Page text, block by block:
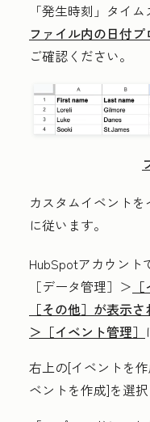
「発生時刻」 タイム
ファイル内の日付
ご確認ください。
カスタムイベント
に従います。
HubSpotアカウント
［データ管理］＞
［その他］が表示さ
＞ ［イベント管理］
右上の[イベントを
ベントを作成]を選択